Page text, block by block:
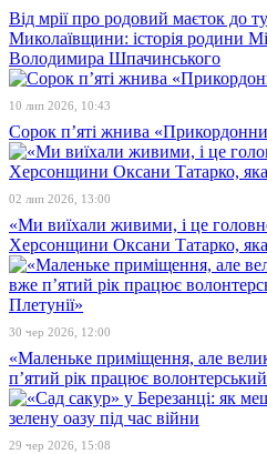
Від мрії про родовий маєток до
Миколаївщини: історія родини
Володимира Шпачинського
10 лип 2026, 10:43
Сорок п’яті жнива
02 лип 2026, 13:00
«Ми виїхали живими, і це
Херсонщини Оксани Татарко,
30 чер 2026, 12:00
«Маленьке приміщення, але
п’ятий рік працює
29 чер 2026, 15:08